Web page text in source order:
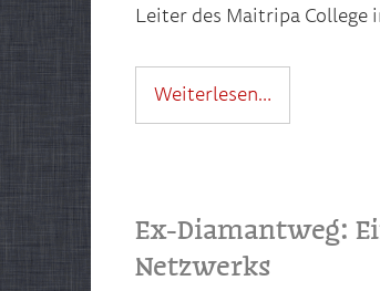
Leiter des Maitripa
Weiterlesen…
Ex-Diamantweg:
Netzwerks